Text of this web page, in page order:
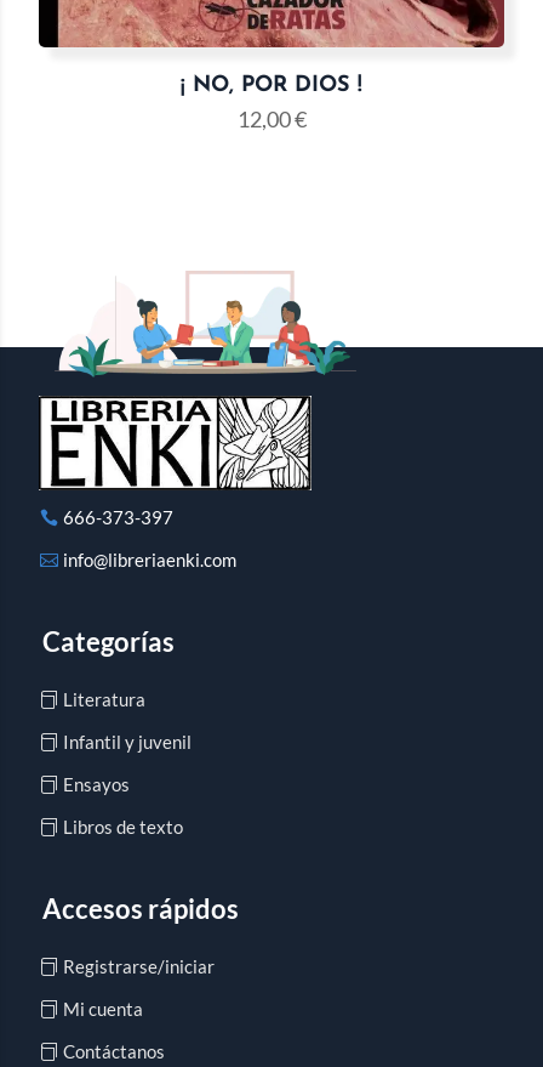
¡ NO, POR DIOS !
12,00€
666-373-397
info@libreriaenki.com
Categorías
Literatura
Infantil y juvenil
Ensayos
Libros de texto
Accesos rápidos
Registrarse/iniciar
Mi cuenta
Contáctanos